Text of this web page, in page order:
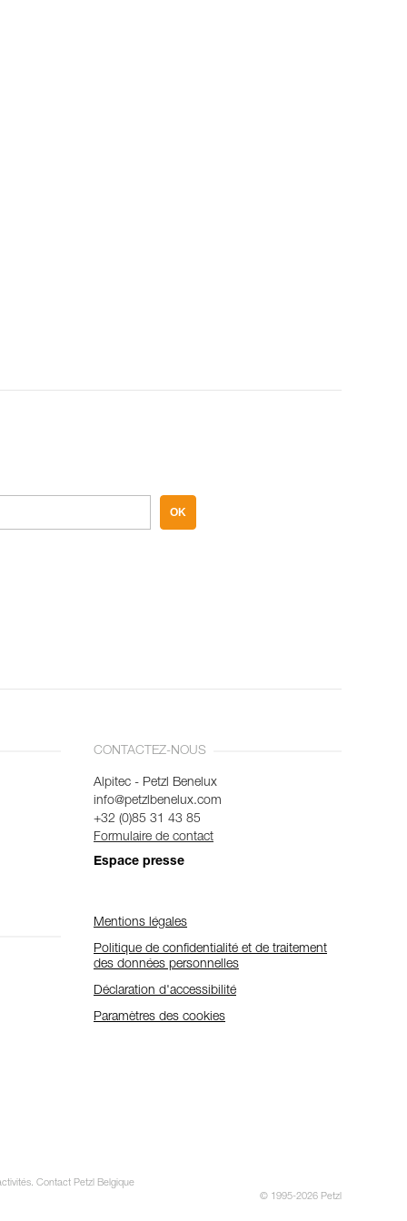
OK
CONTACTEZ-NOUS
Alpitec - Petzl Benelux
info@petzlbenelux.com
+32 (0)85 31 43 85
Formulaire de contact
Espace presse
Mentions légales
Politique de confidentialité et de traitement
des données personnelles
Déclaration d'accessibilité
Paramètres des cookies
Contact Petzl Belgique
© 1995-2026 Petzl